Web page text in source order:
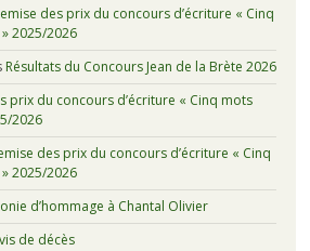
des prix du concours d’écriture « Cinq
2025/2026
Résultats du Concours Jean de la Brète 2026
prix du concours d’écriture « Cinq mots
2026
des prix du concours d’écriture « Cinq
2025/2026
d’hommage à Chantal Olivier
de décès